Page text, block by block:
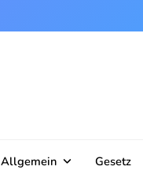
Allgemein Gesetz